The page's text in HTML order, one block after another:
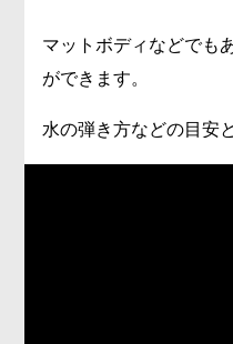
マットボディなどでも
ができます。
水の弾き方などの目安